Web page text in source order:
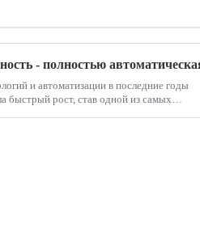
и автоматизации в последние годы
быстрый рост, став одной из самых